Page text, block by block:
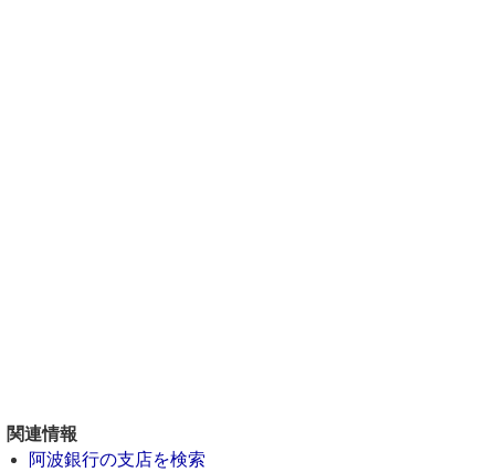
関連情報
阿波銀行の支店を検索